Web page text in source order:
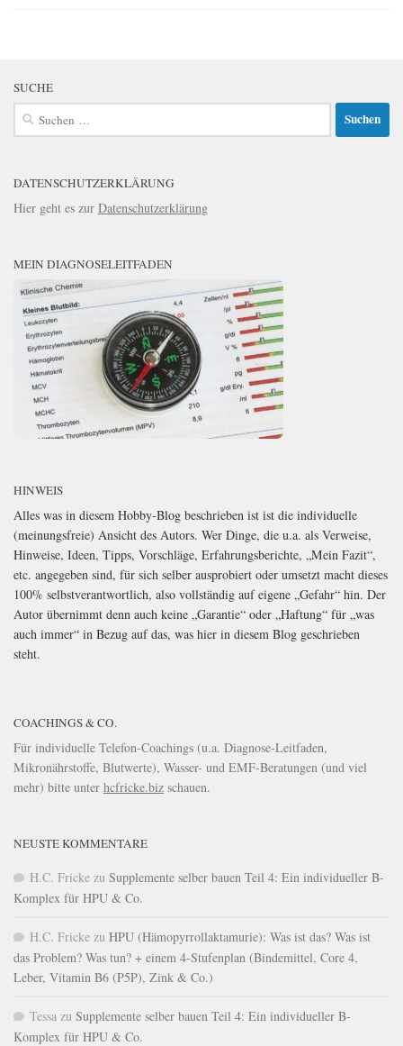
SUCHE
Suchen
nach:
DATENSCHUTZERKLÄRUNG
Hier geht es zur Datenschutzerklärung
MEIN DIAGNOSELEITFADEN
HINWEIS
Alles was in diesem Hobby-Blog beschrieben ist ist die individuelle
(meinungsfreie) Ansicht des Autors. Wer Dinge, die u.a. als Verweise,
Hinweise, Ideen, Tipps, Vorschläge, Erfahrungsberichte, „Mein Fazit“,
etc. angegeben sind, für sich selber ausprobiert oder umsetzt macht dieses
100% selbstverantwortlich, also vollständig auf eigene „Gefahr“ hin. Der
Autor übernimmt denn auch keine „Garantie“ oder „Haftung“ für „was
auch immer“ in Bezug auf das, was hier in diesem Blog geschrieben
steht.
COACHINGS & CO.
Für individuelle Telefon-Coachings (u.a. Diagnose-Leitfaden,
Mikronährstoffe, Blutwerte), Wasser- und EMF-Beratungen (und viel
mehr) bitte unter hcfricke.biz schauen.
NEUSTE KOMMENTARE
H.C. Fricke zu Supplemente selber bauen Teil 4: Ein individueller B-
Komplex für HPU & Co.
H.C. Fricke zu HPU (Hämopyrrollaktamurie): Was ist das? Was ist
das Problem? Was tun? + einem 4-Stufenplan (Bindemittel, Core 4,
Leber, Vitamin B6 (P5P), Zink & Co.)
Tessa zu Supplemente selber bauen Teil 4: Ein individueller B-
Komplex für HPU & Co.